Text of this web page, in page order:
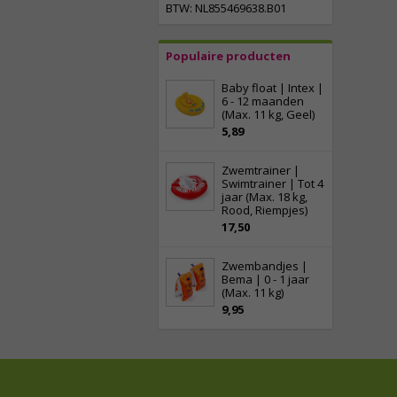
BTW: NL855469638.B01
Populaire producten
Baby float | Intex |
6 - 12 maanden
(Max. 11 kg, Geel)
5,89
Zwemtrainer |
Swimtrainer | Tot 4
jaar (Max. 18 kg,
Rood, Riempjes)
17,50
Zwembandjes |
Bema | 0 - 1 jaar
(Max. 11 kg)
9,95